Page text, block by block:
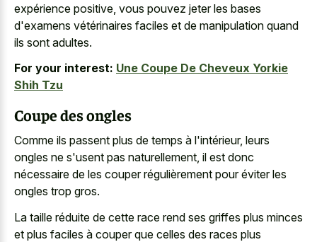
expérience positive, vous pouvez jeter les bases
d'examens vétérinaires faciles et de manipulation quand
ils sont adultes.
For your interest: Une Coupe De Cheveux Yorkie
Shih Tzu
Coupe des ongles
Comme ils passent plus de temps à l'intérieur, leurs
ongles ne s'usent pas naturellement, il est donc
nécessaire de les couper régulièrement pour éviter les
ongles trop gros.
La taille réduite de cette race rend ses griffes plus minces
et plus faciles à couper que celles des races plus